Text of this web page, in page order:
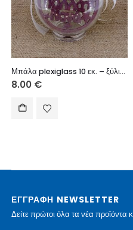
Μπάλα plexiglass 10 εκ. – ξύλινο στοιχείο Χρόνια Πολλά (Νονά)
8.00 €
ΕΓΓΡΑΦΗ NEWSLETTER
Δείτε πρώτοι όλα τα νέα προϊόντα